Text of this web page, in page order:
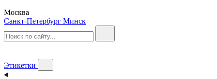
Москва
Санкт-Петербург Минск
Этикетки